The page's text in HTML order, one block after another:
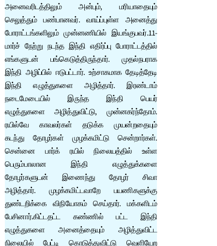
அனைவரிடத்திலும் அன்பும், மரியாதையும்
செலுத்தும் பண்பானவர். வாய்ப்புள்ள அனைத்து
போராட்டங்களிலும் முன்னணியில் இயங்குபவர்.11-
மார்ச் நேற்று நடந்த இந்தி எதிர்ப்பு போராட்டத்தில்
எங்களுடன் பங்கெடுத்திருந்தார். முதல்நபராக
இந்தி அழிப்பில் ஈடுபட்டார். உற்சாகமாக தேடித்தேடி
இந்தி எழுத்துகளை அழித்தார். இரண்டாம்
நடைமேடையில் இருந்த இந்தி பெயர்
எழுத்துகளை அழித்துவிட்டு, முன்னகர்ந்தோம்.
ரயில்வே காவலர்கள் தடுக்க முயன்றதையும்
கடந்து தோழர்கள் முழக்கமிட்டு சென்றார்கள்.
சென்னை பார்க் ரயில் நிலையத்தில் உள்ள
பெரும்பாலான இந்தி எழுத்துக்களை
தோழர்களுடன் இணைந்து தோழர் சிவா
அழித்தார். முழக்கமிட்டவாறே பயணிகளுக்கு
துண்டறிக்கை விநியோகம் செய்தார். மக்களிடம்
பேசினார்.கிட்டதட்ட கண்ணில் பட்ட இந்தி
எழுத்துகளை அனைத்தையும் அழித்துவிட்ட
நிலையில் பேட்டி கொடுத்துவிட்டு வெளியேற